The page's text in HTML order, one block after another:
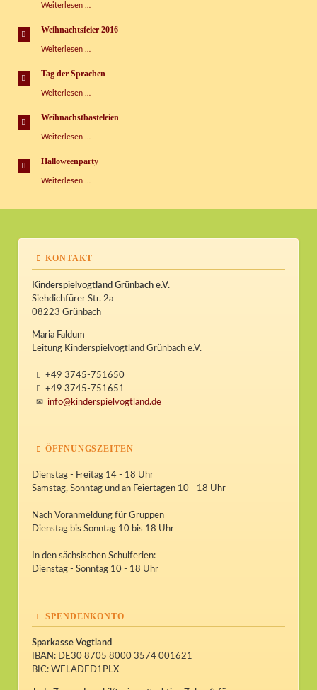
Weiterlesen …
Kispi
Weihnachtsfeier 2016
Weiterlesen …
Tag der Sprachen
Weiterlesen …
Sprachen
Weihnachstbasteleien
Weiterlesen …
Halloweenparty
Weiterlesen …
KONTAKT
Kinderspielvogtland Grünbach e.V.
Siehdichfürer Str. 2a
08223 Grünbach
Maria Faldum
Leitung Kinderspielvogtland Grünbach e.V.
+49 3745-751650
+49 3745-751651
info@kinderspielvogtland.de
ÖFFNUNGSZEITEN
Dienstag - Freitag 14 - 18 Uhr
Samstag, Sonntag und an Feiertagen 10 - 18 Uhr
Nach Voranmeldung für Gruppen
Dienstag bis Sonntag 10 bis 18 Uhr
In den sächsischen Schulferien:
Dienstag - Sonntag 10 - 18 Uhr
SPENDENKONTO
Sparkasse Vogtland
IBAN: DE30 8705 8000 3574 001621
BIC: WELADED1PLX